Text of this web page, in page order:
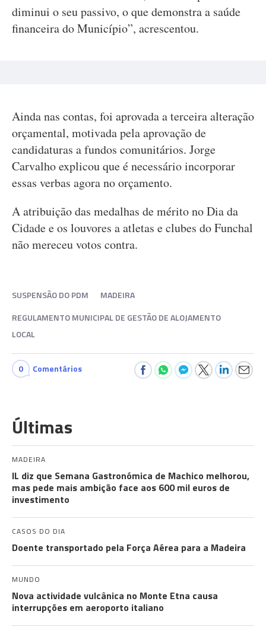
diminui o seu passivo, o que demonstra a saúde
financeira do Município”, acrescentou.
Ainda nas contas, foi aprovada a terceira alteração
orçamental, motivada pela aprovação de
candidaturas a fundos comunitários. Jorge
Carvalho explicou que é necessário incorporar
essas verbas agora no orçamento.
A atribuição das medalhas de mérito no Dia da
Cidade e os louvores a atletas e clubes do Funchal
não mereceu votos contra.
SUSPENSÃO DO PDM
MADEIRA
REGULAMENTO MUNICIPAL DE GESTÃO DE ALOJAMENTO
LOCAL
0 Comentários
Últimas
MADEIRA
IL diz que Semana Gastronómica de Machico melhorou,
mas pede mais ambição face aos 600 mil euros de
investimento
CASOS DO DIA
Doente transportado pela Força Aérea para a Madeira
MUNDO
Nova actividade vulcânica no Monte Etna causa
interrupções em aeroporto italiano